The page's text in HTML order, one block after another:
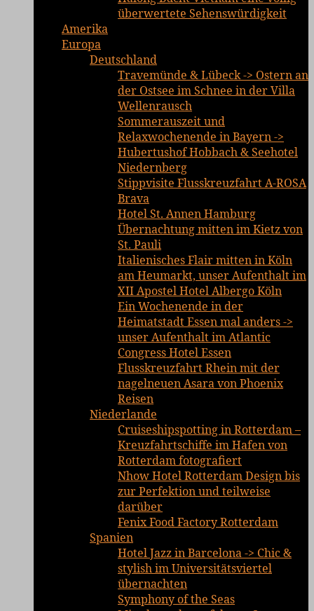
überwertete Sehenswürdigkeit
Amerika
Europa
Deutschland
Travemünde & Lübeck -> Ostern an
der Ostsee im Schnee in der Villa
Wellenrausch
Sommerauszeit und
Relaxwochenende in Bayern ->
Hubertushof Hobbach & Seehotel
Niedernberg
Stippvisite Flusskreuzfahrt A-ROSA
Brava
Hotel St. Annen Hamburg
Übernachtung mitten im Kietz von
St. Pauli
Italienisches Flair mitten in Köln
am Heumarkt, unser Aufenthalt im
XII Apostel Hotel Albergo Köln
Ein Wochenende in der
Heimatstadt Essen mal anders ->
unser Aufenthalt im Atlantic
Congress Hotel Essen
Flusskreuzfahrt Rhein mit der
nagelneuen Asara von Phoenix
Reisen
Niederlande
Cruiseshipspotting in Rotterdam –
Kreuzfahrtschiffe im Hafen von
Rotterdam fotografiert
Nhow Hotel Rotterdam Design bis
zur Perfektion und teilweise
darüber
Fenix Food Factory Rotterdam
Spanien
Hotel Jazz in Barcelona -> Chic &
stylish im Universitätsviertel
übernachten
Symphony of the Seas